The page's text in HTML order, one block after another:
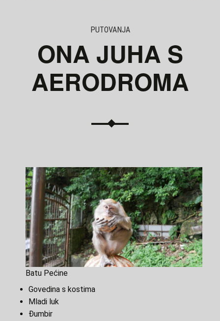
ONA JUHA S
AERODROMA
PUTOVANJA
Batu Pećine
Govedina s kostima
Mladi luk
Đumbir